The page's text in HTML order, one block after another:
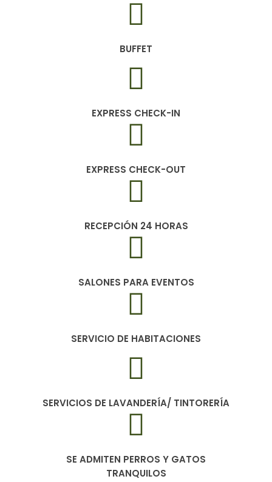
BUFFET
EXPRESS CHECK-IN
EXPRESS CHECK-OUT
RECEPCIÓN 24 HORAS
SALONES PARA EVENTOS
SERVICIO DE HABITACIONES
SERVICIOS DE LAVANDERÍA/ TINTORERÍA
SE ADMITEN PERROS Y GATOS
TRANQUILOS